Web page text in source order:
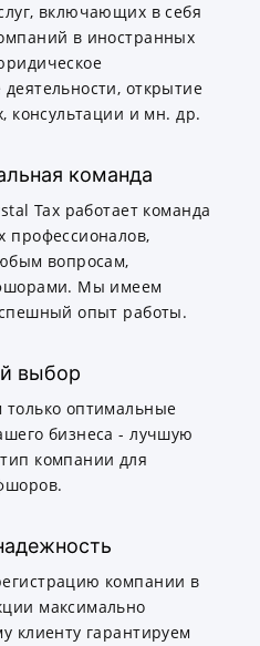
включающих в себя
в иностранных
открытие
консультации и мн. др.
команда
Tax работает команда
профессионалов,
вопросам,
Мы имеем
опыт работы.
выбор
оптимальные
бизнеса - лучшую
компании для
компании в
максимально
клиенту гарантируем